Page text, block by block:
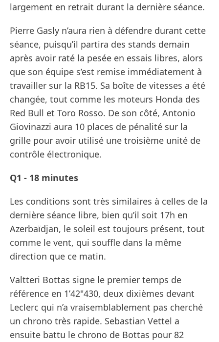
largement en retrait durant la dernière séance.
Pierre Gasly n’aura rien à défendre durant cette
séance, puisqu’il partira des stands demain
après avoir raté la pesée en essais libres, alors
que son équipe s’est remise immédiatement à
travailler sur la RB15. Sa boîte de vitesses a été
changée, tout comme les moteurs Honda des
Red Bull et Toro Rosso. De son côté, Antonio
Giovinazzi aura 10 places de pénalité sur la
grille pour avoir utilisé une troisième unité de
contrôle électronique.
Q1 - 18 minutes
Les conditions sont très similaires à celles de la
dernière séance libre, bien qu’il soit 17h en
Azerbaïdjan, le soleil est toujours présent, tout
comme le vent, qui souffle dans la même
direction que ce matin.
Valtteri Bottas signe le premier temps de
référence en 1’42"430, deux dixièmes devant
Leclerc qui n’a vraisemblablement pas cherché
un chrono très rapide. Sebastian Vettel a
ensuite battu le chrono de Bottas pour 82